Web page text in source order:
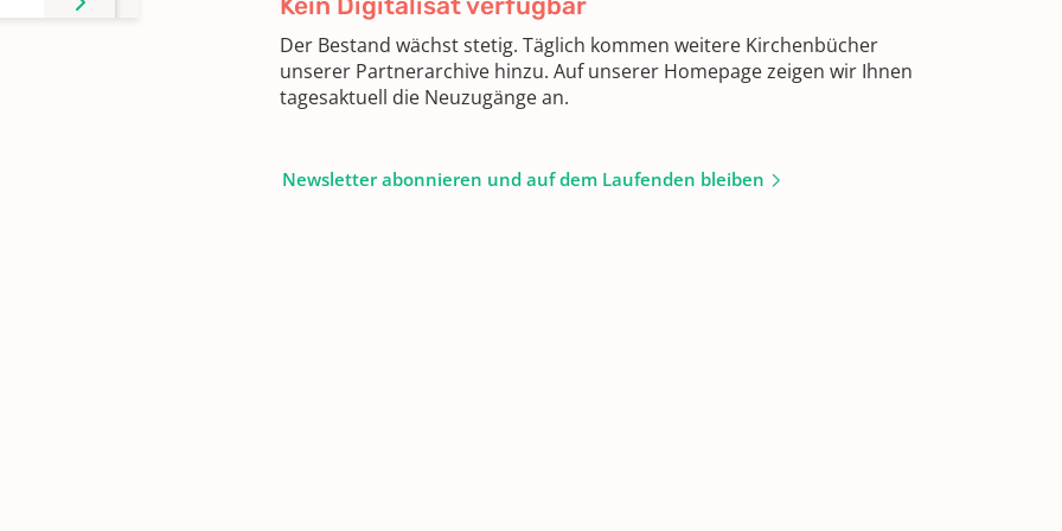
Der Bestand wächst stetig. Täglich kommen weitere Kirchenbücher
unserer Partnerarchive hinzu. Auf unserer Homepage zeigen wir Ihnen
tagesaktuell die Neuzugänge an.
Newsletter abonnieren und auf dem Laufenden bleiben